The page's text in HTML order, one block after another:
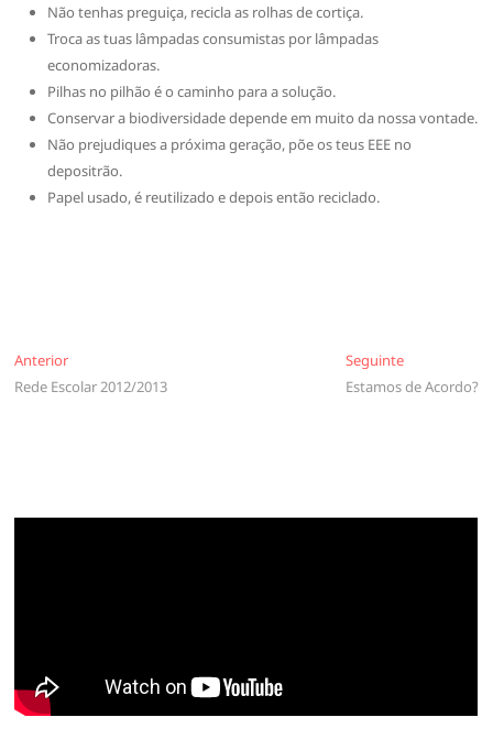
Não tenhas preguiça, recicla as rolhas de cortiça.
Troca as tuas lâmpadas consumistas por lâmpadas
economizadoras.
Pilhas no pilhão é o caminho para a solução.
Conservar a biodiversidade depende em muito da nossa vontade.
Não prejudiques a próxima geração, põe os teus EEE no
depositrão.
Papel usado, é reutilizado e depois então reciclado.
Navegação
de
AnteriorAnterior
Rede Escolar 2012/2013
SeguinteSeguinte
Estamos de Acordo?